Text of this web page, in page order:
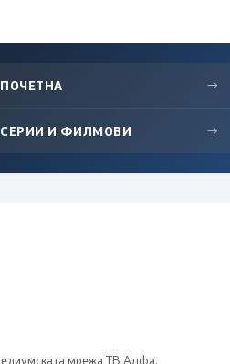
ПОЧЕТНА →
СЕРИИ И ФИЛМОВИ →
мрежа ТВ Алфа.